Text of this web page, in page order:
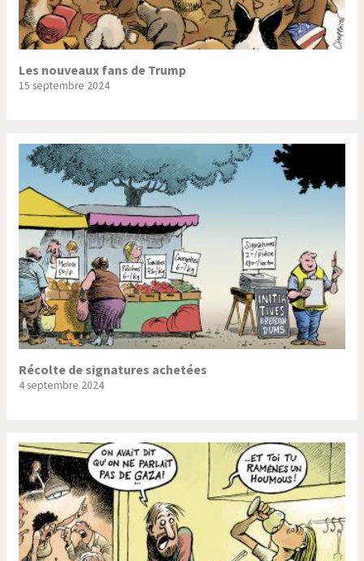
Les nouveaux fans de Trump
15 septembre 2024
Récolte de signatures achetées
4 septembre 2024